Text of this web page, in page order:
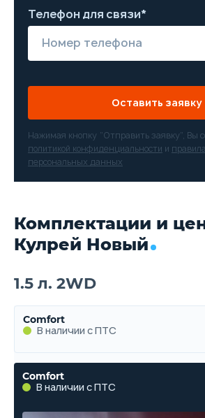
Телефон для связи*
Оставить заявку
Нажимая кнопку “Отправить заявку”, Вы
политикой конфиденциальности и
персональных данных
Комплектации и
Кулрей Новый
1.5 л. 2WD
Comfort
В наличии с ПТС
Comfort
В наличии с ПТС